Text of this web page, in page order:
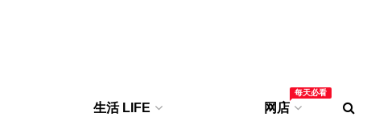
生活 LIFE 网店
每天必看